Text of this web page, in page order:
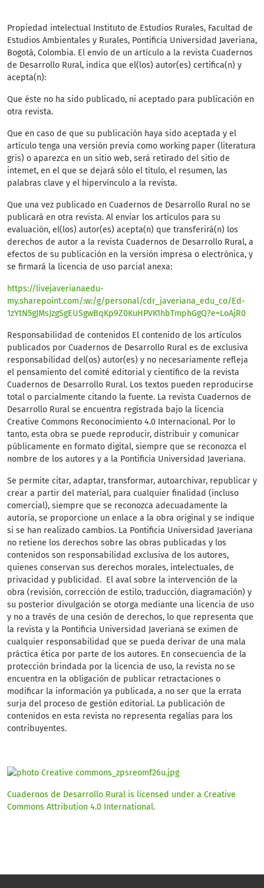
Propiedad intelectual Instituto de Estudios Rurales, Facultad de
Estudios Ambientales y Rurales, Pontificia Universidad Javeriana,
Bogotá, Colombia. El envío de un artículo a la revista Cuadernos
de Desarrollo Rural, indica que el(los) autor(es) certifica(n) y
acepta(n):
Que éste no ha sido publicado, ni aceptado para publicación en
otra revista.
Que en caso de que su publicación haya sido aceptada y el
artículo tenga una versión previa como working paper (literatura
gris) o aparezca en un sitio web, será retirado del sitio de
intemet, en el que se dejará sólo el título, el resumen, las
palabras clave y el hipervínculo a la revista.
Que una vez publicado en Cuadernos de Desarrollo Rural no se
publicará en otra revista. Al enviar los artículos para su
evaluación, el(los) autor(es) acepta(n) que transferirá(n) los
derechos de autor a la revista Cuadernos de Desarrollo Rural, a
efectos de su publicación en la versión impresa o electrónica, y
se firmará la licencia de uso parcial anexa:
https://livejaverianaedu-
my.sharepoint.com/:w:/g/personal/cdr_javeriana_edu_co/Ed-
1zYtN5gJMsJzgSgEUSgwBqKp9Z0KuHPVK1hbTmphGgQ?e=LoAjR0
Responsabilidad de contenidos El contenido de los artículos
publicados por Cuadernos de Desarrollo Rural es de exclusiva
responsabilidad del(os) autor(es) y no necesariamente refleja
el pensamiento del comité editorial y científico de la revista
Cuadernos de Desarrollo Rural. Los textos pueden reproducirse
total o parcialmente citando la fuente. La revista Cuadernos de
Desarrollo Rural se encuentra registrada bajo la licencia
Creative Commons Reconocimiento 4.0 Internacional. Por lo
tanto, esta obra se puede reproducir, distribuir y comunicar
públicamente en formato digital, siempre que se reconozca el
nombre de los autores y a la Pontificia Universidad Javeriana.
Se permite citar, adaptar, transformar, autoarchivar, republicar y
crear a partir del material, para cualquier finalidad (incluso
comercial), siempre que se reconozca adecuadamente la
autoría, se proporcione un enlace a la obra original y se indique
si se han realizado cambios. La Pontificia Universidad Javeriana
no retiene los derechos sobre las obras publicadas y los
contenidos son responsabilidad exclusiva de los autores,
quienes conservan sus derechos morales, intelectuales, de
privacidad y publicidad. El aval sobre la intervención de la
obra (revisión, corrección de estilo, traducción, diagramación) y
su posterior divulgación se otorga mediante una licencia de uso
y no a través de una cesión de derechos, lo que representa que
la revista y la Pontificia Universidad Javeriana se eximen de
cualquier responsabilidad que se pueda derivar de una mala
práctica ética por parte de los autores. En consecuencia de la
protección brindada por la licencia de uso, la revista no se
encuentra en la obligación de publicar retractaciones o
modificar la información ya publicada, a no ser que la errata
surja del proceso de gestión editorial. La publicación de
contenidos en esta revista no representa regalías para los
contribuyentes.
Cuadernos de Desarrollo Rural is licensed under a Creative
Commons Attribution 4.0 International.